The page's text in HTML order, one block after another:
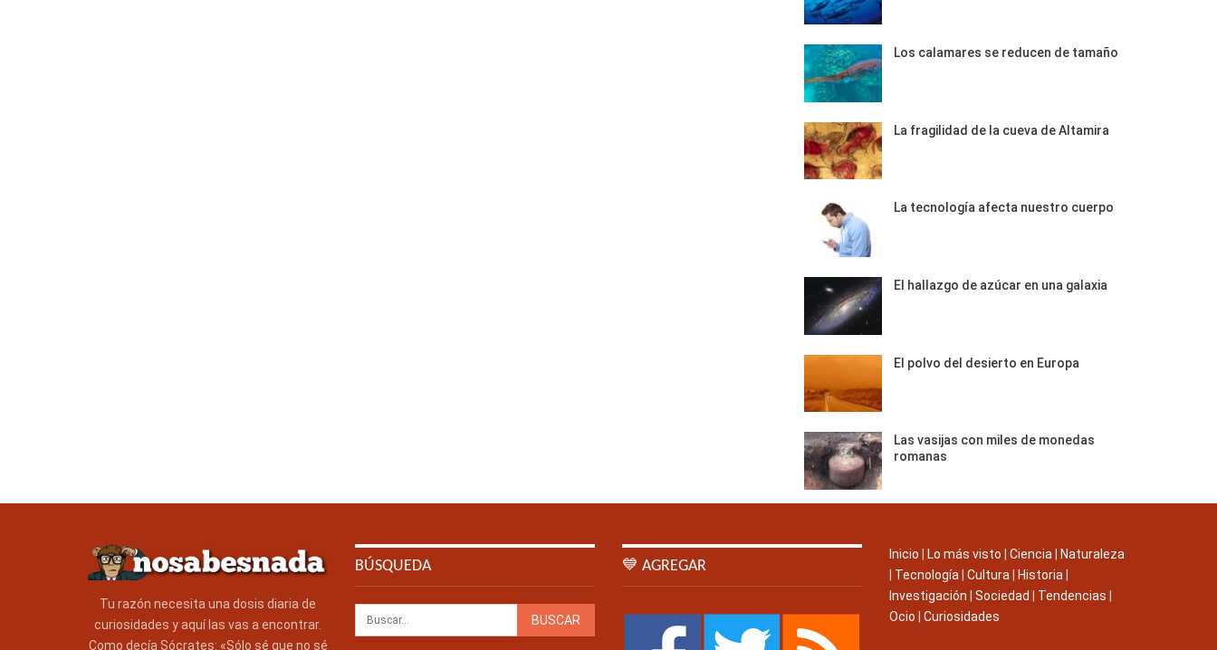
Los calamares se reducen de tamaño
La fragilidad de la cueva de Altamira
La tecnología afecta nuestro cuerpo
El hallazgo de azúcar en una galaxia
El polvo del desierto en Europa
Las vasijas con miles de monedas
romanas
Tu razón necesita una dosis diaria de
curiosidades y aquí las vas a encontrar.
Como decía Sócrates: «Sólo sé que no sé
BÚSQUEDA 💙 AGREGAR
Inicio Lo más visto Ciencia
Naturaleza
Tecnología Cultura Historia
Investigación
Sociedad Tendencias
Ocio
Curiosidades